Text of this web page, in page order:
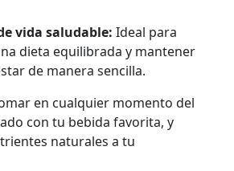
vida saludable: Ideal para
dieta equilibrada y mantener
de manera sencilla.
en cualquier momento del
con tu bebida favorita, y
naturales a tu